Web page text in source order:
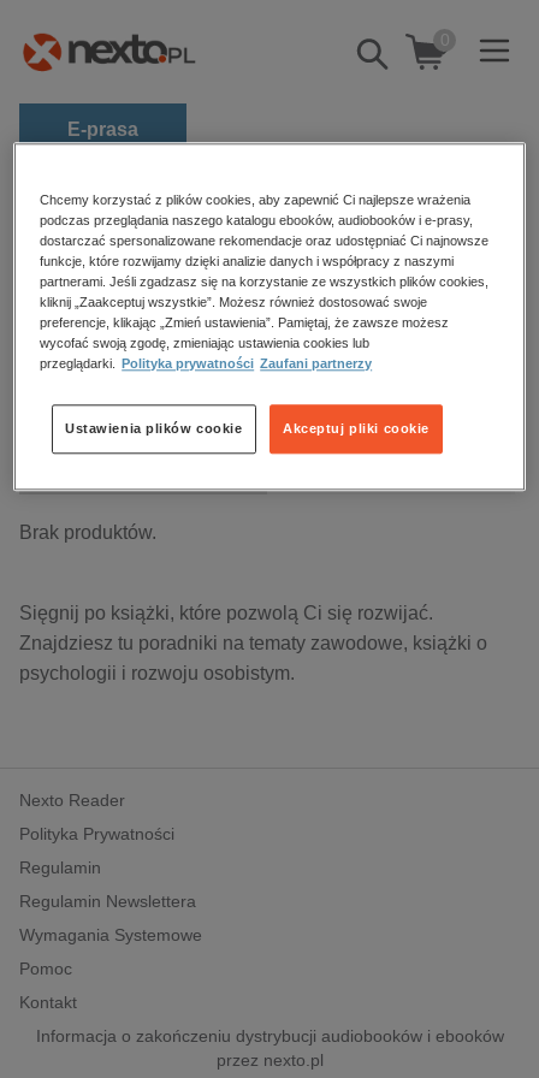
Pokaż/schowaj
wyszukiwarkę
0
E-prasa
Zobacz wszystkie E-prasa
budownictwo, aranżacja wnętrz
biznesowe, branżowe, gospodarka
darmowe wydania
edukacja
kobiece, lifestyle, kultura
psychologiczne
inne
religie
Strona główna
audiobooki
Praktyczna edukacja, samodoskonalenie, motywacja
Praktyczna edukacja,
samodoskonalenie, motywacja –
Sięgnij po książki, które pozwolą Ci się rozwijać.
Znajdziesz tu poradniki na tematy zawodowe, książki o
psychologii i rozwoju osobistym.
Brak produktów.
Nexto Reader
Polityka Prywatności
Regulamin
Regulamin Newslettera
Wymagania Systemowe
Pomoc
Kontakt
Informacja o zakończeniu dystrybucji audiobooków i ebooków
przez nexto.pl
Chcemy korzystać z plików cookies, aby zapewnić Ci najlepsze wrażenia
podczas przeglądania naszego katalogu ebooków, audiobooków i e-prasy,
dostarczać spersonalizowane rekomendacje oraz udostępniać Ci najnowsze
funkcje, które rozwijamy dzięki analizie danych i współpracy z naszymi
partnerami. Jeśli zgadzasz się na korzystanie ze wszystkich plików cookies,
kliknij „Zaakceptuj wszystkie”. Możesz również dostosować swoje
preferencje, klikając „Zmień ustawienia”. Pamiętaj, że zawsze możesz
wycofać swoją zgodę, zmieniając ustawienia cookies lub
przeglądarki.
Polityka prywatności Zaufani partnerzy
Akceptuj pliki cookie
Ustawienia plików cookie